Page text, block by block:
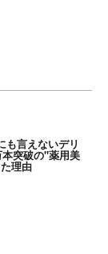
も言えないデリ
突破の"薬用美
理由